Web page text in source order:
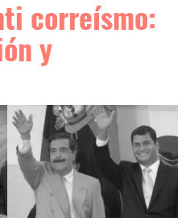
correísmo:
y